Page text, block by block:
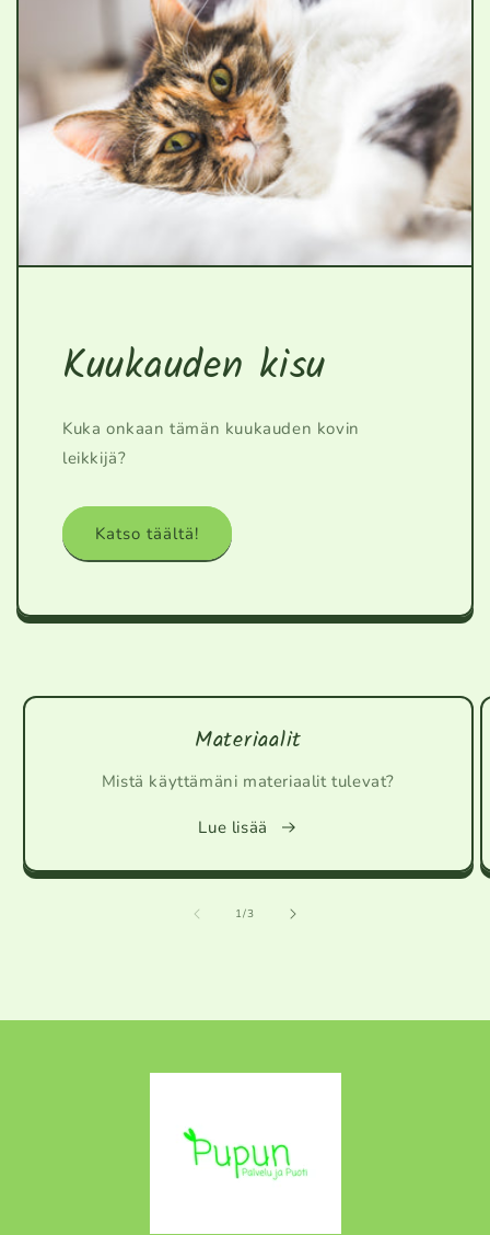
Kuukauden kisu
Kuka onkaan tämän kuukauden kovin
leikkijä?
Katso täältä!
Materiaalit
Mistä käyttämäni materiaalit tulevat?
Lue lisää
1//3